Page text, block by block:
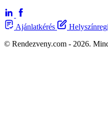
Ajánlatkérés
© Rendezveny.com - 2026.